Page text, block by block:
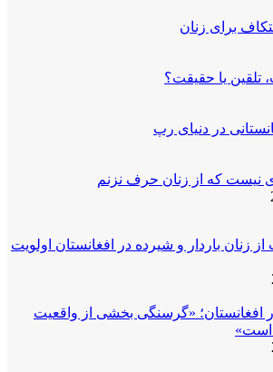
برای زنان
یا حقیقت؟
در دنیای رپ
نیست که از زنان حرف نزنم
زنان باردار و شیرده در افغانستان اولویت
افغانستان؛ «گرسنگی بخشی از واقعیت
است»